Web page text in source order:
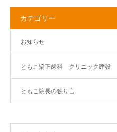
カテゴリー
お知らせ
ともこ矯正歯科 クリニック建設
ともこ院長の独り言